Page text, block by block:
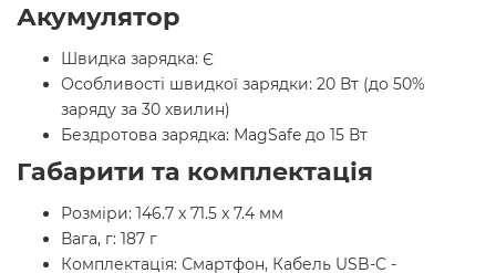
Акумулятор
Швидка зарядка: Є
Особливості швидкої зарядки: 20 Вт (до 50%
заряду за 30 хвилин)
Бездротова зарядка: MagSafe до 15 Вт
Габарити та комплектація
Розміри: 146.7 x 71.5 x 7.4 мм
Вага, г: 187 г
Комплектація: Смартфон, Кабель USB-C -